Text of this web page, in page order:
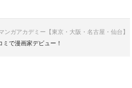
ンガアカデミー【東京・大阪・名古屋・仙台】
ミで漫画家デビュー！